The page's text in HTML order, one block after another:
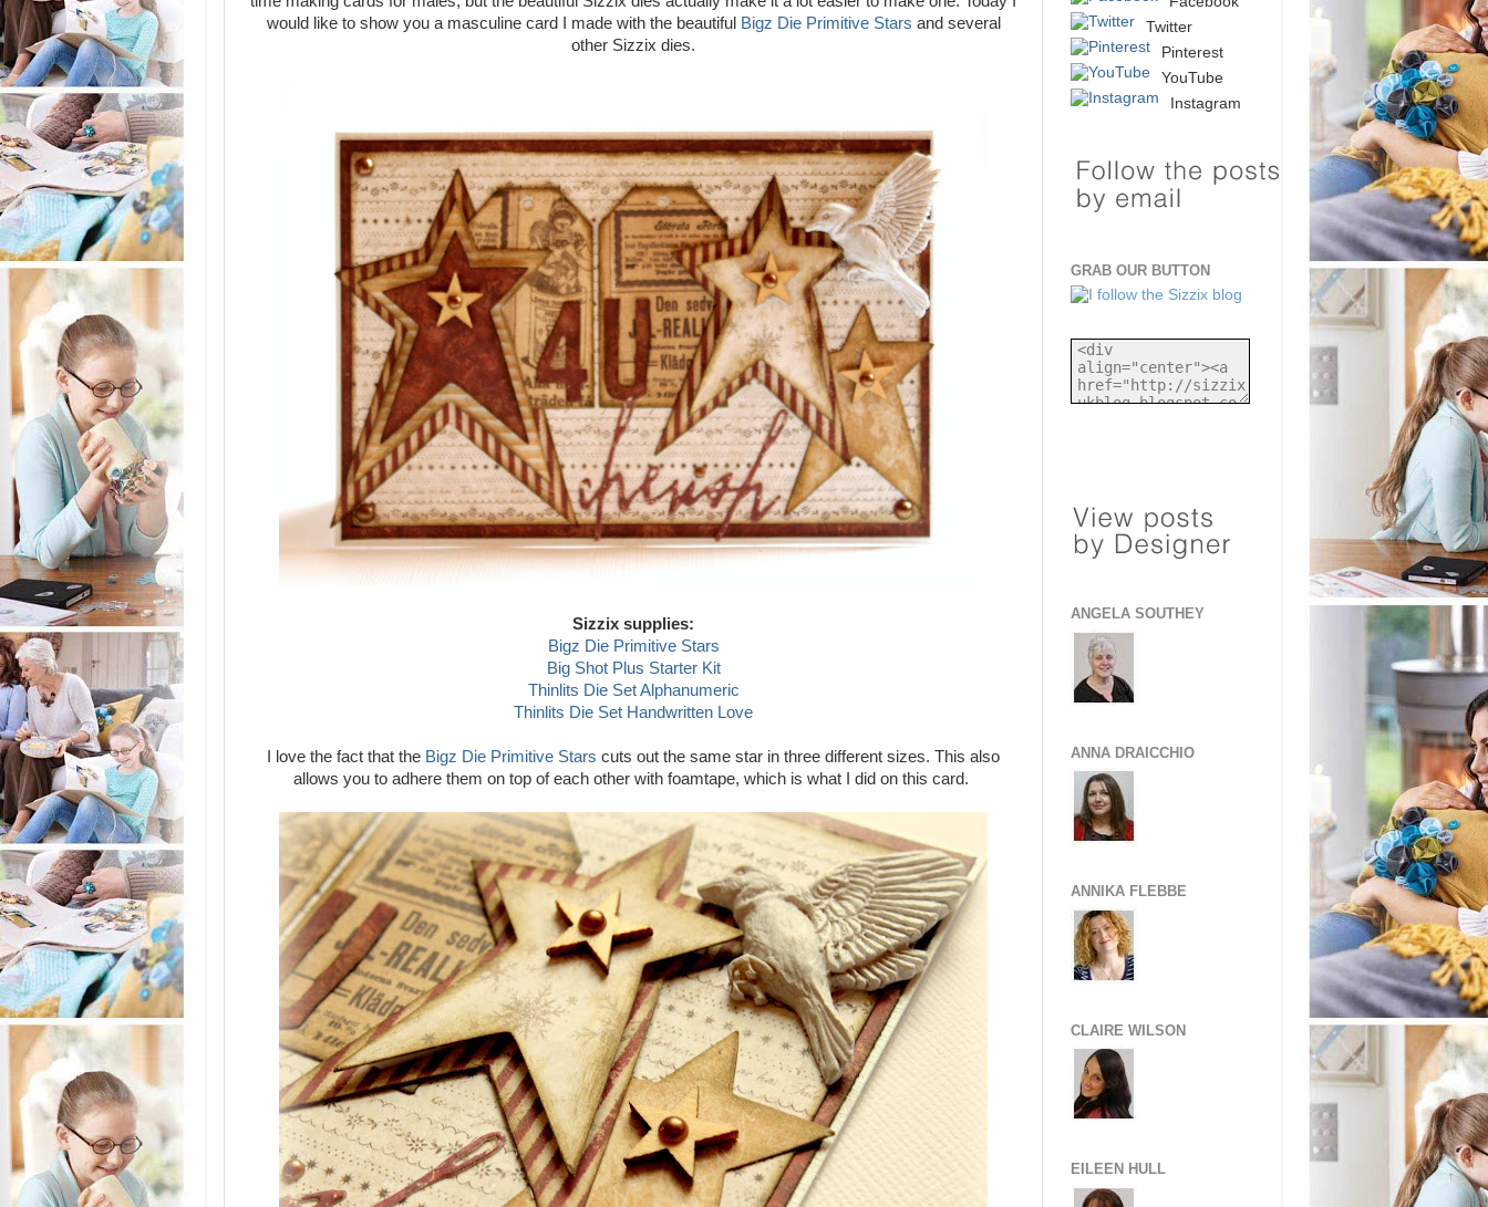
would like to show you a masculine card I made with the beautiful Bigz Die Primitive Stars and several
other Sizzix dies.
Sizzix supplies:
Bigz Die Primitive Stars
Big Shot Plus Starter Kit
Thinlits Die Set Alphanumeric
Thinlits Die Set Handwritten Love
I love the fact that the Bigz Die Primitive Stars cuts out the same star in three different sizes. This also
allows you to adhere them on top of each other with foamtape, which is what I did on this card.
Twitter
Pinterest
YouTube
Instagram
GRAB OUR BUTTON
ANGELA SOUTHEY
ANNA DRAICCHIO
ANNIKA FLEBBE
CLAIRE WILSON
EILEEN HULL